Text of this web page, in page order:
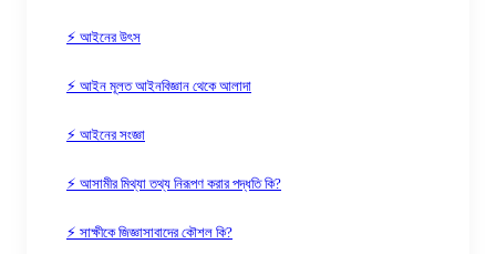
⚡ আইনের উৎস
⚡ আইন মূলত আইনবিজ্ঞান থেকে আলাদা
⚡ আইনের সংজ্ঞা
⚡ আসামীর মিথ্যা তথ্য নিরূপণ করার পদ্ধতি কি?
⚡ সাক্ষীকে জিজ্ঞাসাবাদের কৌশল কি?